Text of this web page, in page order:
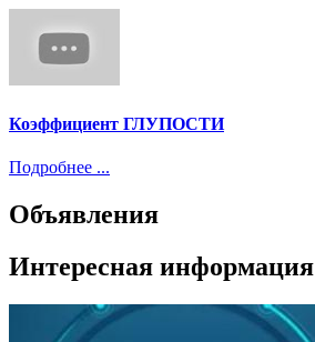
Коэффициент ГЛУПОСТИ
Подробнее ...
Объявления
Интересная информация